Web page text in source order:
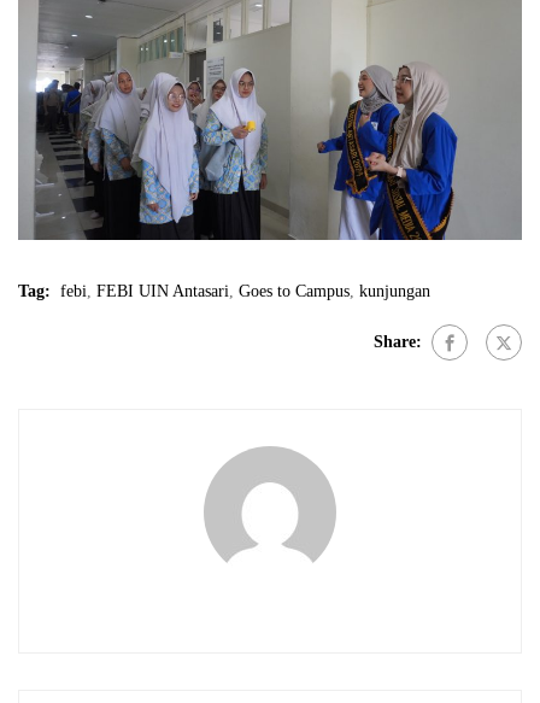
Tag: febi, FEBI UIN Antasari, Goes to Campus, kunjungan
Share: